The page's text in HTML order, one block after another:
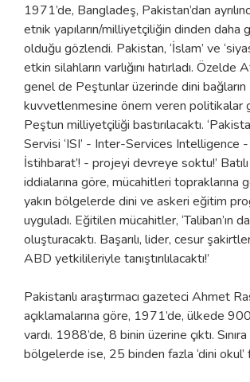
1971’de, Bangladeş, Pakistan’dan
etnik yapıların/milliyetçiliğin dinden daha
olduğu gözlendi. Pakistan, ‘İslam’ ve
etkin silahların varlığını hatırladı. Özelde
genel de Peştunlar üzerinde dini bağların
kuvvetlenmesine önem veren politikalar
Peştun milliyetçiliği bastırılacaktı.
Servisi ‘ISI’ - Inter-Services Intelligence -
İstihbarat’! - projeyi devreye soktu!’
iddialarına göre, mücahitleri topraklarına
yakın bölgelerde dini ve askeri eğitim
uyguladı. Eğitilen mücahitler, ‘Taliban’ın
oluşturacaktı. Başarılı, lider, cesur
ABD yetkilileriyle tanıştırılılacaktı!’
Pakistanlı araştırmacı gazeteci Ahmet
açıklamalarına göre, 1971’de, ülkede
vardı. 1988’de, 8 binin üzerine çıktı. Sınıra
bölgelerde ise, 25 binden fazla ‘dini